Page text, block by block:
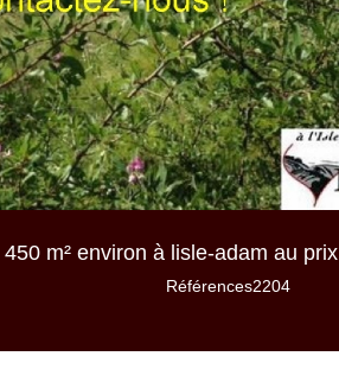
450 m² environ à lisle-adam au
Références2204